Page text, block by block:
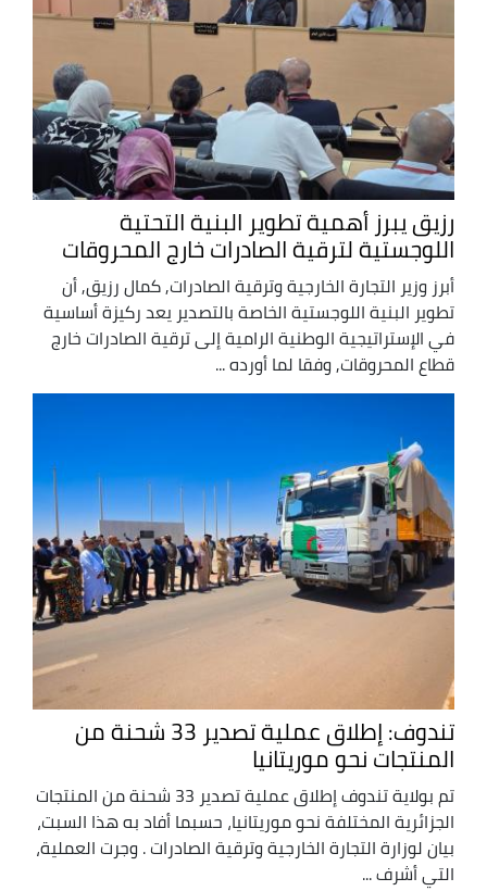
رزيق يبرز أهمية تطوير البنية التحتية
اللوجستية لترقية الصادرات خارج المحروقات
أبرز وزير التجارة الخارجية وترقية الصادرات, كمال رزيق, أن
تطوير البنية اللوجستية الخاصة بالتصدير يعد ركيزة أساسية
في الإستراتيجية الوطنية الرامية إلى ترقية الصادرات خارج
قطاع المحروقات, وفقا لما أورده ...
تندوف: إطلاق عملية تصدير 33 شحنة من
المنتجات نحو موريتانيا
تم بولاية تندوف إطلاق عملية تصدير 33 شحنة من المنتجات
الجزائرية المختلفة نحو موريتانيا، حسبما أفاد به هذا السبت،
بيان لوزارة التجارة الخارجية وترقية الصادرات . وجرت العملية،
التي أشرف ...